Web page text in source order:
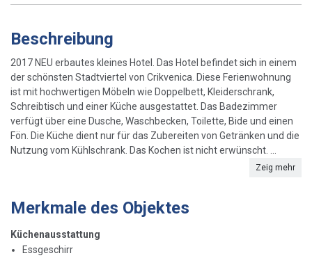
Beschreibung
2017 NEU erbautes kleines Hotel. Das Hotel befindet sich in einem
der schönsten Stadtviertel von Crikvenica. Diese Ferienwohnung
ist mit hochwertigen Möbeln wie Doppelbett, Kleiderschrank,
Schreibtisch und einer Küche ausgestattet. Das Badezimmer
verfügt über eine Dusche, Waschbecken, Toilette, Bide und einen
Fön. Die Küche dient nur für das Zubereiten von Getränken und die
Nutzung vom Kühlschrank. Das Kochen ist nicht erwünscht. ...
Zeig mehr
Merkmale des Objektes
Küchenausstattung
Essgeschirr